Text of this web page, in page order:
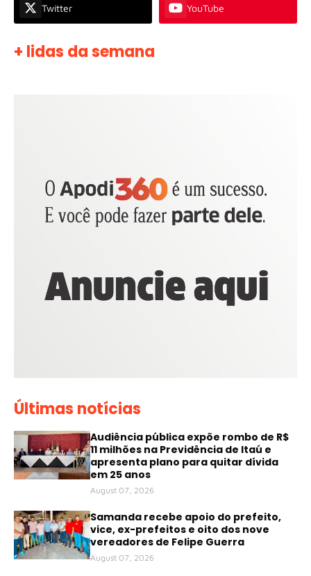
Twitter YouTube
+ lidas da semana
Últimas notícias
Audiência pública expõe rombo de R$
11 milhões na Previdência de Itaú e
apresenta plano para quitar dívida
em 25 anos
August 07, 2026
Samanda recebe apoio do prefeito,
vice, ex-prefeitos e oito dos nove
vereadores de Felipe Guerra
August 07, 2026